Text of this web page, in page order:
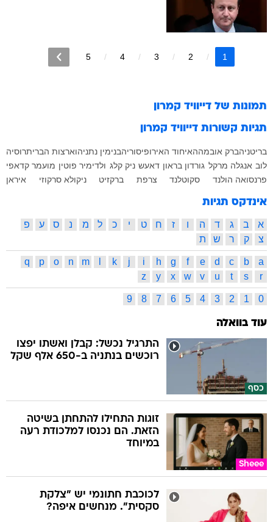
1
2
3
4
5
תמונות של דייוויד קמרון
תגיות קשורות דייוויד קמרון
בריטניהברק אובמההאיחוד האירופיסוריהבנימין נתניהוארצות הבריתרוסיה
לוב אנגלה מרקל גורדון בראון דאעש ניק קלג ולדימיר פוטין מועמר קדאפי
פרנסואה הולנד
סקוטלנד צרפת ברקזיט ניקולא סרקוזי איראן
אינדקס תגיות
א ב ג ד ה ו ז ח ט י כ ל מ נ ס ע
פ
צ
ק ר ש ת
a
b
c
d
e
f
g
h
i
j
k
m
n
o
p
q
r
s
t
u
v
w
x
y
z
0
1
2
3
4
5
6
7
8
9
עוד בוואלה
כסף
התרגיל נכשל: קבלן ואשתו יפצו
רוכשים בנתניה ב-650 אלף שקל
Sheee
זוגות התחילו להתחתן בשיטה
הזאת. הם נכנסו למלכודת רעה
במיוחד
לכוכבת חתונמי יש "צלקת
סקסית". מנחשים איפה?